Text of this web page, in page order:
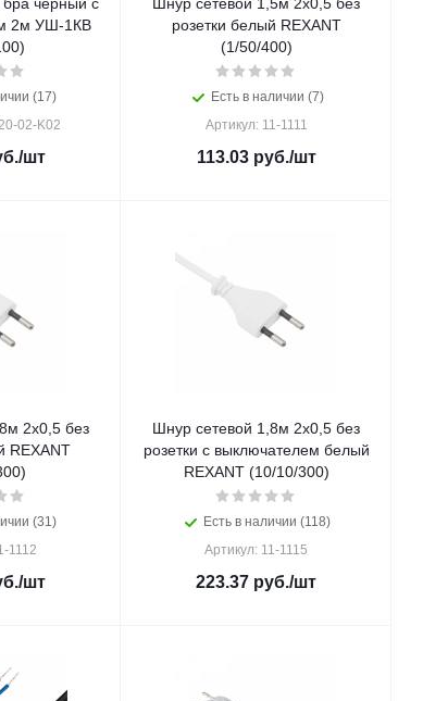
2м УШ-1КВ
(17)
02-K02
/шт
розетки белый REXANT
(1/50/400)
Есть в наличии (7)
Артикул: 11-1111
113.03руб./шт
2х0,5 без
REXANT
(31)
1112
/шт
Шнур сетевой 1,8м 2х0,5 без
розетки с выключателем белый
REXANT (10/10/300)
Есть в наличии (118)
Артикул: 11-1115
223.37 руб./шт